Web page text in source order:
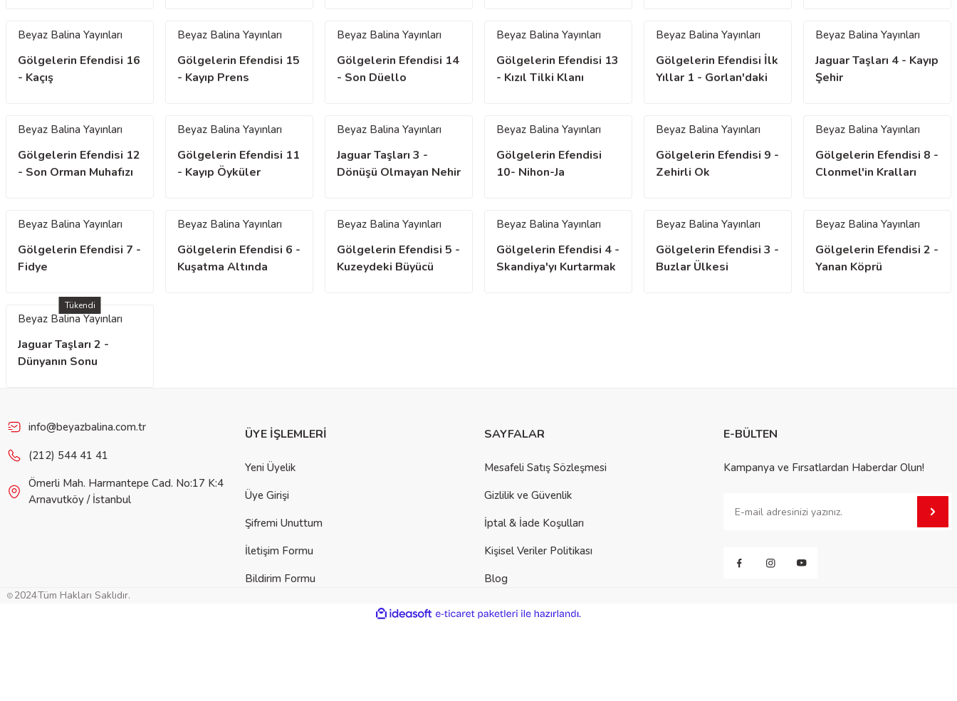
Beyaz Balina Yayınları
Gölgelerin Efendisi 16
- Kaçış
Beyaz Balina Yayınları
Gölgelerin Efendisi 15
- Kayıp Prens
Beyaz Balina Yayınları
Gölgelerin Efendisi 14
- Son Düello
Beyaz Balina Yayınları
Gölgelerin Efendisi 13
- Kızıl Tilki Klanı
Beyaz Balina Yayınları
Gölgelerin Efendisi İlk
Yıllar 1 - Gorlan'daki
Beyaz Balina Yayınları
Jaguar Taşları 4 - Kayıp
Şehir
Beyaz Balina Yayınları
Gölgelerin Efendisi 12
- Son Orman Muhafızı
Beyaz Balina Yayınları
Gölgelerin Efendisi 11
- Kayıp Öyküler
Beyaz Balina Yayınları
Jaguar Taşları 3 -
Dönüşü Olmayan Nehir
Beyaz Balina Yayınları
Gölgelerin Efendisi
10- Nihon-Ja
Beyaz Balina Yayınları
Gölgelerin Efendisi 9 -
Zehirli Ok
Beyaz Balina Yayınları
Gölgelerin Efendisi 8 -
Clonmel'in Kralları
Beyaz Balina Yayınları
Gölgelerin Efendisi 7 -
Fidye
Beyaz Balina Yayınları
Gölgelerin Efendisi 6 -
Kuşatma Altında
Beyaz Balina Yayınları
Gölgelerin Efendisi 5 -
Kuzeydeki Büyücü
Beyaz Balina Yayınları
Gölgelerin Efendisi 4 -
Skandiya'yı Kurtarmak
Beyaz Balina Yayınları
Gölgelerin Efendisi 3 -
Buzlar Ülkesi
Beyaz Balina Yayınları
Gölgelerin Efendisi 2 -
Yanan Köprü
Tükendi
Beyaz Balina Yayınları
Jaguar Taşları 2 -
Dünyanın Sonu
info@beyazbalina.com.tr
(212) 544 41 41
Ömerli Mah. Harmantepe Cad. No:17 K:4
Arnavutköy / İstanbul
ÜYE İŞLEMLERİ
Yeni Üyelik
Üye Girişi
Şifremi Unuttum
İletişim Formu
Bildirim Formu
SAYFALAR
Mesafeli Satış Sözleşmesi
Gizlilik ve Güvenlik
İptal & İade Koşulları
Kişisel Veriler Politikası
Blog
E-BÜLTEN
Kampanya ve Fırsatlardan Haberdar Olun!
2024Tüm Hakları Saklıdır.
ideasoft
e-